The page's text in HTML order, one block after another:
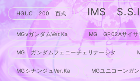
HGUC 200 百式 IMS
MGνガンダムVer.Ka MG GP02Aサイサ
MG ガンダムフェニーチェリナーシタ
MGシナンジュVer.Ka MGユニコーンガ